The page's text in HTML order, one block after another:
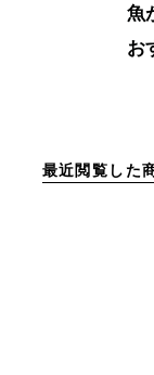
魚
お
最近閲覧した